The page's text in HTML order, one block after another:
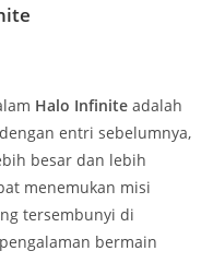
Halo Infinite adalah
entri sebelumnya,
besar dan lebih
menemukan misi
tersembunyi di
bermain